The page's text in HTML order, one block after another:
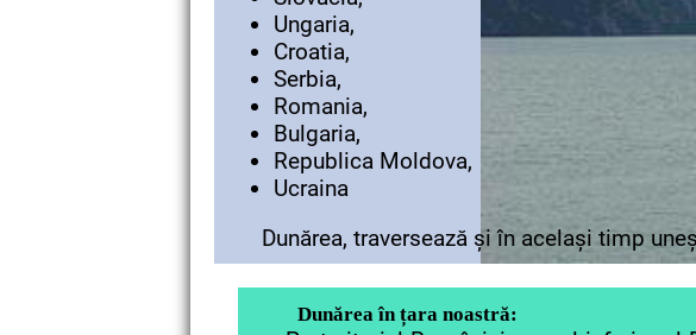
Ungaria,
Croatia,
Serbia,
Romania,
Bulgaria,
Republica Moldova,
Ucraina
Dunărea, traversează și în același timp
Dunărea în țara noastră: